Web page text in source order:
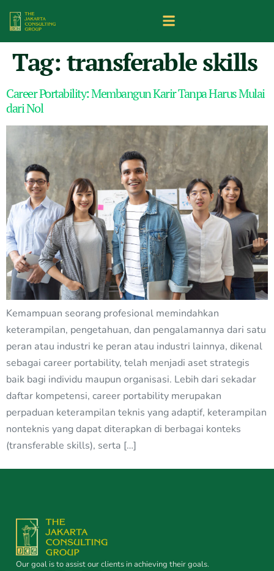
Tag: transferable skills
Career Portability: Membangun Karir Tanpa Harus Mulai
dari Nol
Kemampuan seorang profesional memindahkan
keterampilan, pengetahuan, dan pengalamannya dari satu
peran atau industri ke peran atau industri lainnya, dikenal
sebagai career portability, telah menjadi aset strategis
baik bagi individu maupun organisasi. Lebih dari sekadar
daftar kompetensi, career portability merupakan
perpaduan keterampilan teknis yang adaptif, keterampilan
nonteknis yang dapat diterapkan di berbagai konteks
(transferable skills), serta […]
Our goal is to assist our clients in achieving their goals.